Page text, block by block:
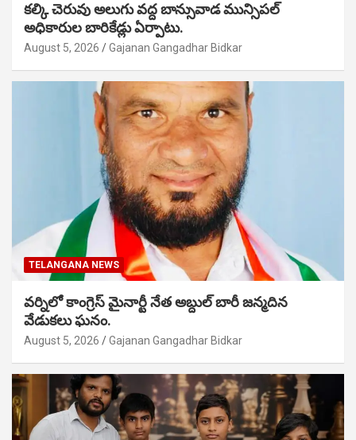
కల్కి చెరువు అలుగు వద్ద బాన్సువాడ మున్సిపల్
అధికారుల బారికేడ్లు ఏర్పాటు.
August 5, 2026 Gajanan Gangadhar Bidkar
TELANGANA NEWS
వర్నిలో కాంగ్రెస్ మైనార్టీ నేత అబ్దుల్ బారీ జన్మదిన
వేడుకలు ఘనం.
August 5, 2026 Gajanan Gangadhar Bidkar